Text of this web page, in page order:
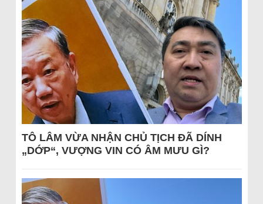
TÔ LÂM VỪA NHẬN CHỦ TỊCH ĐÃ DÍNH
„DỚP“, VƯỢNG VIN CÓ ÂM MƯU GÌ?